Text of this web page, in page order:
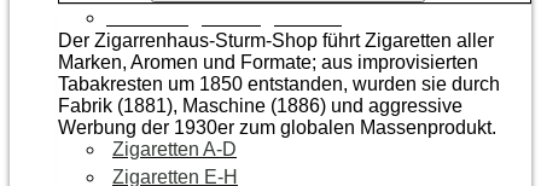
Der Zigarrenhaus-Sturm-Shop führt Zigaretten aller
Marken, Aromen und Formate; aus improvisierten
Tabakresten um 1850 entstanden, wurden sie durch
Fabrik (1881), Maschine (1886) und aggressive
Werbung der 1930er zum globalen Massenprodukt.
Zigaretten A-D
Zigaretten E-H